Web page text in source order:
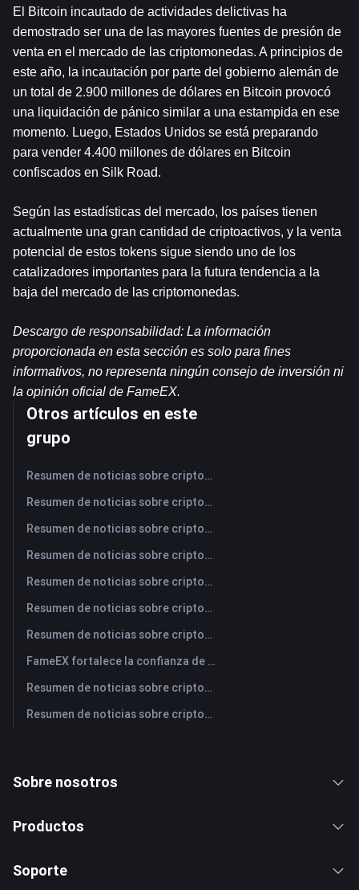
El Bitcoin incautado de actividades delictivas ha
demostrado ser una de las mayores fuentes de presión de
venta en el mercado de las criptomonedas. A principios de
este año, la incautación por parte del gobierno alemán de
un total de 2.900 millones de dólares en Bitcoin provocó
una liquidación de pánico similar a una estampida en ese
momento. Luego, Estados Unidos se está preparando
para vender 4.400 millones de dólares en Bitcoin
confiscados en Silk Road.
Según las estadísticas del mercado, los países tienen
actualmente una gran cantidad de criptoactivos, y la venta
potencial de estos tokens sigue siendo uno de los
catalizadores importantes para la futura tendencia a la
baja del mercado de las criptomonedas.
Descargo de responsabilidad: La información
proporcionada en esta sección es solo para fines
informativos, no representa ningún consejo de inversión ni
la opinión oficial de FameEX.
Otros artículos en este
grupo
Resumen de noticias sobre criptomonedas de FameEX de hoy | 6 de agosto de 2026
Resumen de noticias sobre criptomonedas de FameEX de hoy | 5 de agosto de 2026
Resumen de noticias sobre criptomonedas de FameEX de hoy | 4 de agosto de 2026
Resumen de noticias sobre criptomonedas de FameEX de hoy | 3 de agosto de 2026
Resumen de noticias sobre criptomonedas de FameEX de hoy | 31 de julio de 2026
Resumen de noticias sobre criptomonedas de FameEX de hoy | 30 de julio de 2026
Resumen de noticias sobre criptomonedas de FameEX de hoy | 29 de julio de 2026
FameEX fortalece la confianza de los usuarios a través de ocho años de operaciones estables y crecimiento global
Resumen de noticias sobre criptomonedas de FameEX de hoy | 28 de julio de 2026
Resumen de noticias sobre criptomonedas de FameEX de hoy | 27 de julio de 2026
Sobre nosotros
Productos
Soporte